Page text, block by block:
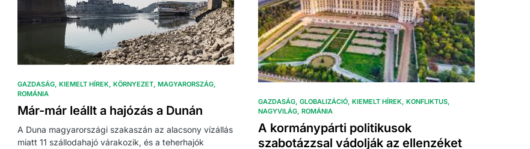
GAZDASÁG KIEMELT HÍREK KÖRNYEZET MAGYARORSZÁG
ROMÁNIA
Már-már leállt a hajózás a Dunán
A Duna magyarországi szakaszán az alacsony vízállás
miatt 11 szállodahajó várakozik, és a teherhajók
GAZDASÁG GLOBALIZÁCIÓ KIEMELT HÍREK KONFLIKTUS
NAGYVILÁG ROMÁNIA
A kormánypárti politikusok
szabotázzsal vádolják az ellenzéket